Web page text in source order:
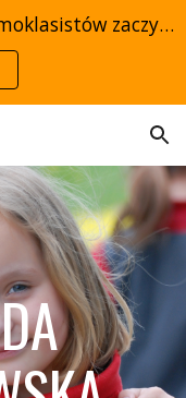
Skip to navigation
Rekordowe wyniki egzaminów ósmoklasistów zaczynają się w przedszkolu →